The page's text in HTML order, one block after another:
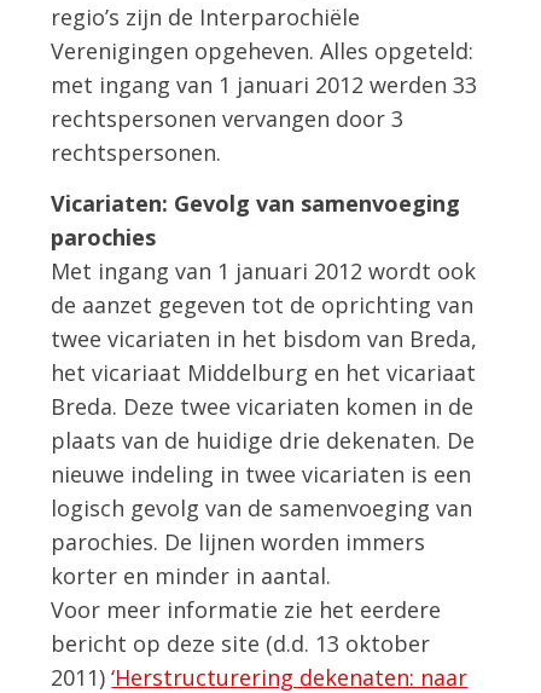
regio’s zijn de Interparochiële
Verenigingen opgeheven. Alles opgeteld:
met ingang van 1 januari 2012 werden 33
rechtspersonen vervangen door 3
rechtspersonen.
Vicariaten: Gevolg van samenvoeging
parochies
Met ingang van 1 januari 2012 wordt ook
de aanzet gegeven tot de oprichting van
twee vicariaten in het bisdom van Breda,
het vicariaat Middelburg en het vicariaat
Breda. Deze twee vicariaten komen in de
plaats van de huidige drie dekenaten. De
nieuwe indeling in twee vicariaten is een
logisch gevolg van de samenvoeging van
parochies. De lijnen worden immers
korter en minder in aantal.
Voor meer informatie zie het eerdere
bericht op deze site (d.d. 13 oktober
2011)‘Herstructurering dekenaten: naar